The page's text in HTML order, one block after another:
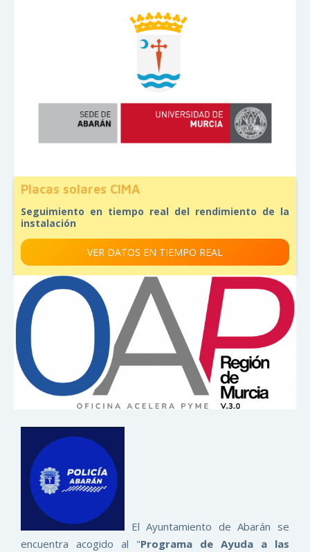
Placas solares CIMA
Seguimiento en tiempo real del rendimiento de la
instalación
VER DATOS EN TIEMPO REAL
El Ayuntamiento de Abarán se
encuentra acogido al "Programa de Ayuda a las